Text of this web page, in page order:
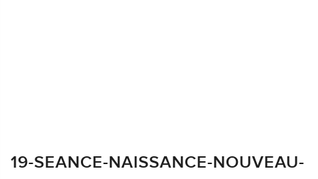
19-SEANCE-NAISSANCE-NOUVEAU-